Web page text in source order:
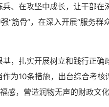
兵、在攻坚中成长，让干部
筋骨”，在深入开展“服务
基，扎实开展树立和践行正
为10条措施，出台综合考
感，营造润物无声的财政文化